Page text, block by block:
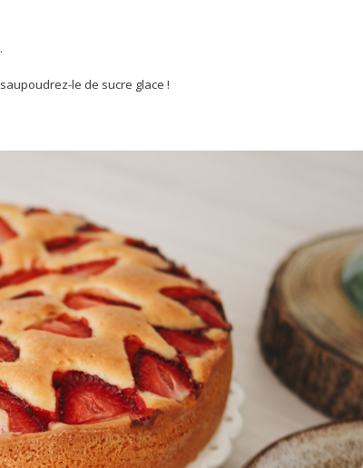
le de sucre glace !